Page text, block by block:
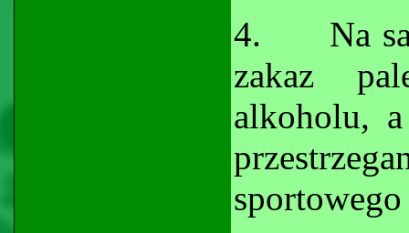
4.
Na
zakaz
alkoholu,